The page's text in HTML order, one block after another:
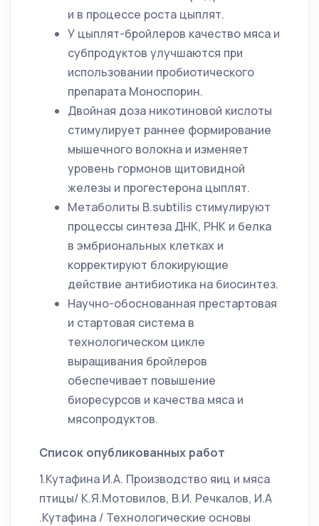
и в процессе роста цыплят.
У цыплят-бройлеров качество мяса и
субпродуктов улучшаются при
использовании пробиотического
препарата Моноспорин.
Двойная доза никотиновой кислоты
стимулирует раннее формирование
мышечного волокна и изменяет
уровень гормонов щитовидной
железы и прогестерона цыплят.
Метаболиты B.subtilis стимулируют
процессы синтеза ДНК, РНК и белка
в эмбриональных клетках и
корректируют блокирующие
действие антибиотика на биосинтез.
Научно-обоснованная престартовая
и стартовая система в
технологическом цикле
выращивания бройлеров
обеспечивает повышение
биоресурсов и качества мяса и
мясопродуктов.
Список опубликованных работ
1.Кутафина И.А. Производство яиц и мяса
птицы/ К.Я.Мотовилов, В.И. Речкалов, И.А
.Кутафина / Технологические основы